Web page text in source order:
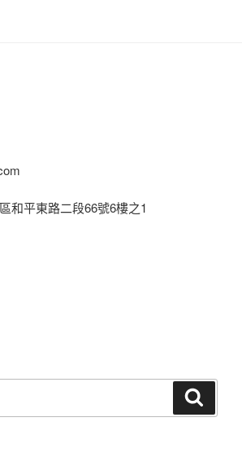
和平東路二段66號6樓之1